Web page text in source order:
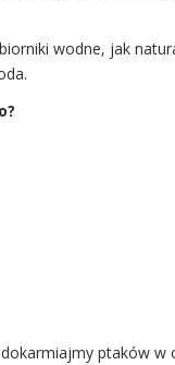
wodne, jak
ptaków w